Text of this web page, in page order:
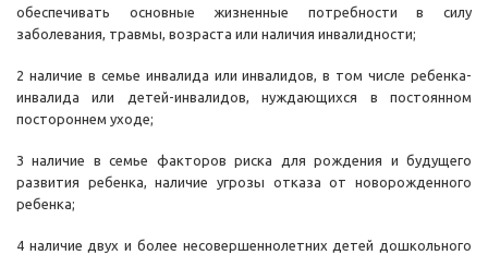
обеспечивать основные жизненные потребности в силу
заболевания, травмы, возраста или наличия инвалидности;
2 наличие в семье инвалида или инвалидов, в том числе ребенка-
инвалида или детей-инвалидов, нуждающихся в постоянном
постороннем уходе;
3 наличие в семье факторов риска для рождения и будущего
развития ребенка, наличие угрозы отказа от новорожденного
ребенка;
4 наличие двух и более несовершеннолетних детей дошкольного